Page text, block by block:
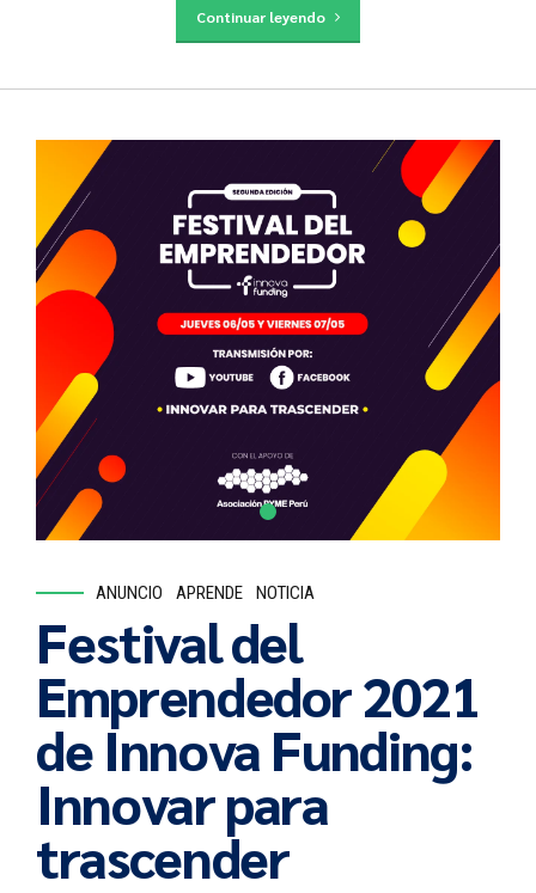
Continuar leyendo
ANUNCIO APRENDE NOTICIA
Festival del
Emprendedor 2021
de Innova Funding:
Innovar para
trascender